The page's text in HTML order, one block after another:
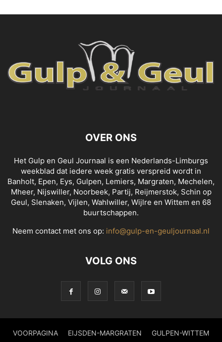
OVER ONS
Het Gulp en Geul Journaal is een Nederlands-Limburgs
weekblad dat iedere week gratis verspreid wordt in
Banholt, Epen, Eys, Gulpen, Lemiers, Margraten, Mechelen,
Mheer, Nijswiller, Noorbeek, Partij, Reijmerstok, Schin op
Geul, Slenaken, Vijlen, Wahlwiller, Wijlre en Wittem en 68
buurtschappen.
Neem contact met ons op: info@gulp-en-geuljournaal.nl
VOLG ONS
VOORPAGINA EIJSDEN-MARGRATEN GULPEN-WITTEM